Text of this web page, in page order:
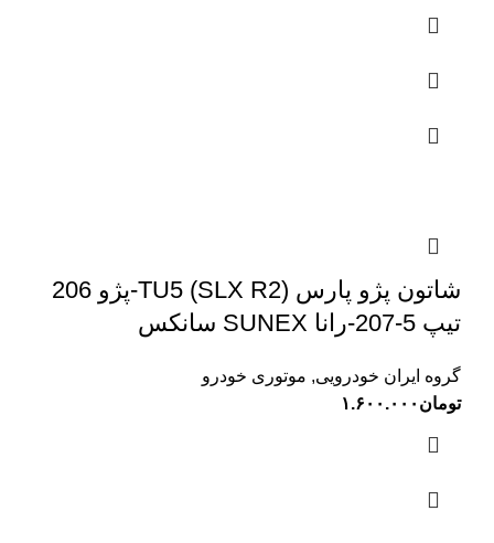
شاتون پژو پارس (SLX R2) TU5-پژو 206
تیپ 5-207-رانا SUNEX سانکس
گروه ایران خودرویی, موتوری خودرو
تومان ۱.۶۰۰.۰۰۰